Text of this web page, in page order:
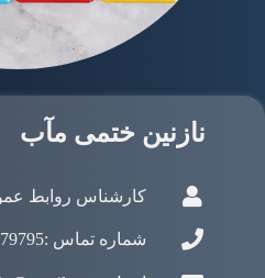
نازنین ختمی مآب
کارشناس روابط
شماره تماس :